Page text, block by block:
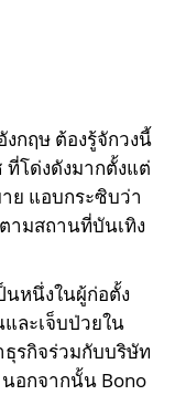
กฤษ ต้องรู้จักวงนี้
โด่งดังมากตั้งแต่
าย แอบกระซิบว่า
ามสถานที่บันเทิง
นหนึ่งในผู้ก่อตั้ง
ละเจ็บป่วยใน
ธุรกิจร่วมกับบริษัท
นอกจากนั้น Bono